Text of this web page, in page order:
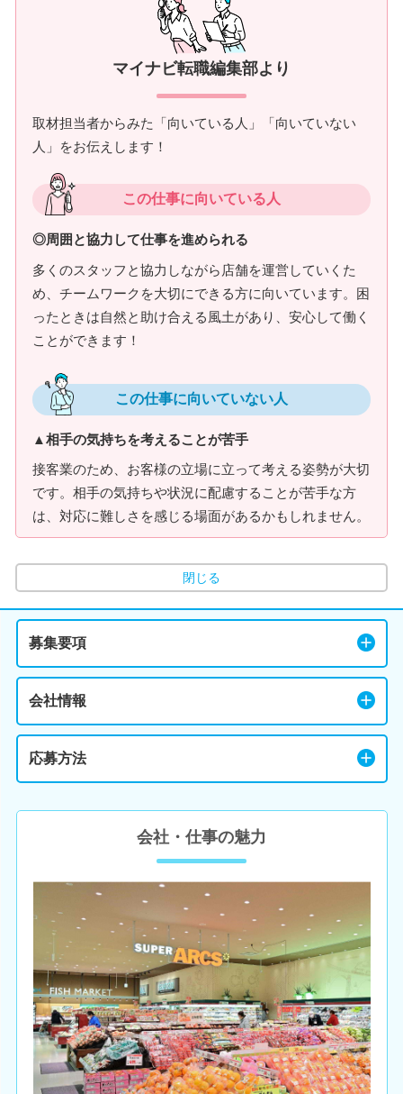
マイナビ転職編集部より
取材担当者からみた「向いている人」「向いていない
人」をお伝えします！
この仕事に向いている人
◎周囲と協力して仕事を進められる
多くのスタッフと協力しながら店舗を運営していくた
め、チームワークを大切にできる方に向いています。困
ったときは自然と助け合える風土があり、安心して働く
ことができます！
この仕事に向いていない人
▲相手の気持ちを考えることが苦手
接客業のため、お客様の立場に立って考える姿勢が大切
です。相手の気持ちや状況に配慮することが苦手な方
は、対応に難しさを感じる場面があるかもしれません。
閉じる
募集要項
会社情報
応募方法
会社・仕事の魅力